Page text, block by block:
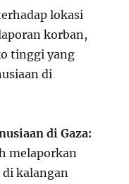
lokasi
korban,
tinggi yang
di
di Gaza:
melaporkan
kalangan